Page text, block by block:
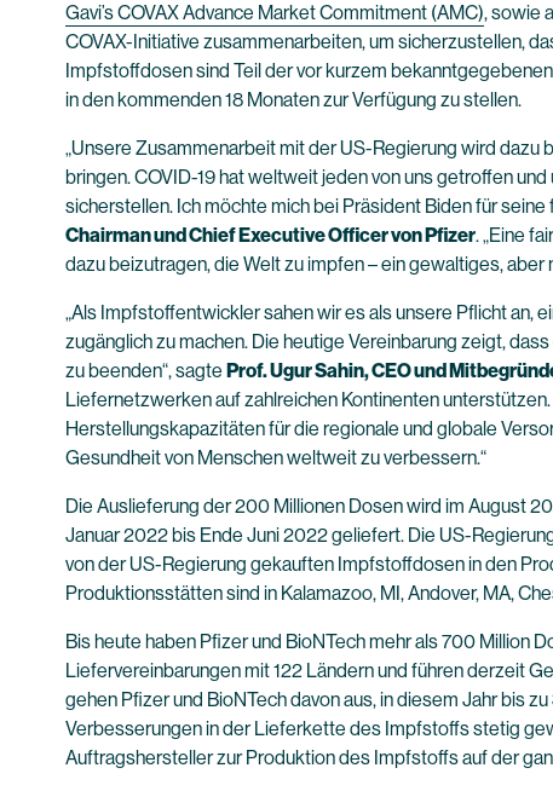
Gavi’s COVAX Advance Market Commitment (AMC), sowie
COVAX-Initiative zusammenarbeiten, um sicherzustellen,
Impfstoffdosen sind Teil der vor kurzem
in den kommenden 18 Monaten zur Verfügung zu stellen.
„Unsere Zusammenarbeit mit der US-Regierung wird
bringen. COVID-19 hat weltweit jeden von uns getroffen
sicherstellen. Ich möchte mich bei Präsident Biden für
Chairman und Chief Executive Officer von Pfizer. „Eine
dazu beizutragen, die Welt zu impfen – ein gewaltiges, aber
„Als Impfstoffentwickler sahen wir es als unsere Pflicht an,
zugänglich zu machen. Die heutige Vereinbarung zeigt,
zu beenden“, sagte Prof. Ugur Sahin, CEO und
Liefernetzwerken auf zahlreichen Kontinenten
Herstellungskapazitäten für die regionale und globale
Gesundheit von Menschen weltweit zu verbessern.“
Die Auslieferung der 200 Millionen Dosen wird im August
Januar 2022 bis Ende Juni 2022 geliefert. Die US-
von der US-Regierung gekauften Impfstoffdosen in den
Produktionsstätten sind in Kalamazoo, MI, Andover, MA,
Bis heute haben Pfizer und BioNTech mehr als 700 Million
Liefervereinbarungen mit 122 Ländern und führen derzeit
gehen Pfizer und BioNTech davon aus, in diesem Jahr bis
Verbesserungen in der Lieferkette des Impfstoffs stetig
Auftragshersteller zur Produktion des Impfstoffs auf der